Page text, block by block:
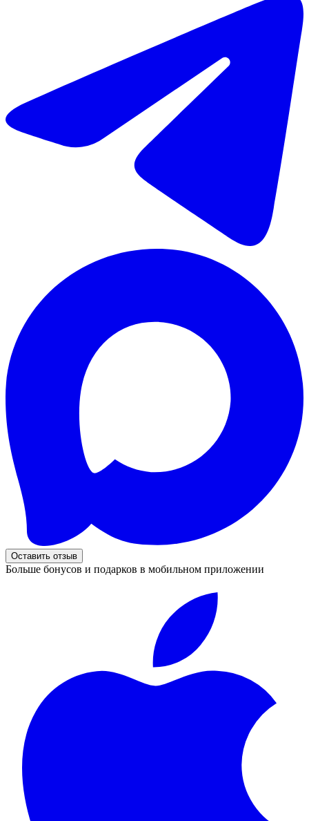
Оставить отзыв
Больше бонусов и подарков в мобильном приложении